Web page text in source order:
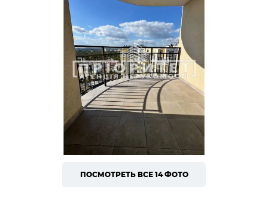
ПОСМОТРЕТЬ ВСЕ 14 ФОТО